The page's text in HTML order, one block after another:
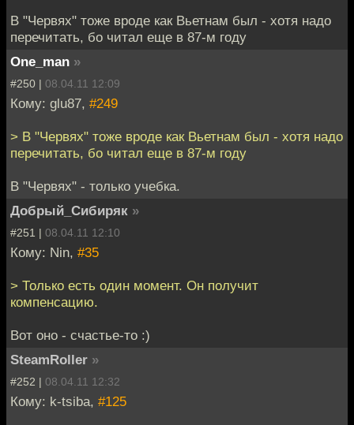
В "Червях" тоже вроде как Вьетнам был - хотя надо
перечитать, бо читал еще в 87-м году
One_man »
#250 | 08.04.11 12:09
Кому: glu87, #249
> В "Червях" тоже вроде как Вьетнам был - хотя надо
перечитать, бо читал еще в 87-м году
В "Червях" - только учебка.
Добрый_Сибиряк »
#251 | 08.04.11 12:10
Кому: Nin, #35
> Только есть один момент. Он получит
компенсацию.
Вот оно - счастье-то :)
SteamRoller »
#252 | 08.04.11 12:32
Кому: k-tsiba, #125